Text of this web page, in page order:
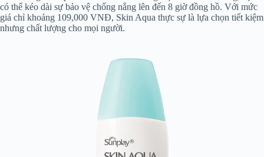
có thể kéo dài sự bảo vệ chống nắng lên đến 8 giờ đồng hồ. Với mức
giá chỉ khoảng 109,000 VNĐ, Skin Aqua thực sự là lựa chọn tiết kiệm
nhưng chất lượng cho mọi người.